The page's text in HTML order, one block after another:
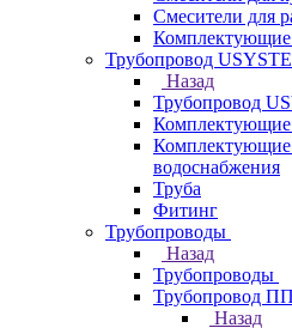
Смесители для
Комплектующие
Трубопровод
Назад
Трубопровод
Комплектующие
Комплектующие
водоснабжения
Труба
Фитинг
Трубопроводы
Назад
Трубопроводы
Трубопровод ПП
Назад